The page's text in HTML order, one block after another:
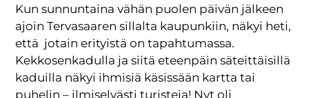
Kun sunnuntaina vähän puolen päivän jälkeen
ajoin Tervasaaren sillalta kaupunkiin, näkyi heti,
että jotain erityistä on tapahtumassa.
Kekkosenkadulla ja siitä eteenpäin säteittäisillä
kaduilla näkyi ihmisiä käsissään kartta tai
puhelin – ilmiselvästi turisteja! Nyt oli